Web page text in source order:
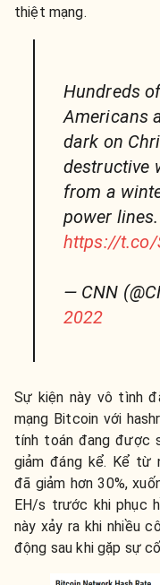
thiệt mạng.
Hundreds
Americans
dark on
destructive
from a
power lines.
https://t.co/
— CNN
2022
Sự kiện này vô tình
mạng Bitcoin với
tính toán đang được
giảm đáng kể. Kể từ
đã giảm hơn 30%,
EH/s trước khi phục
này xảy ra khi nhiều
động sau khi gặp sự